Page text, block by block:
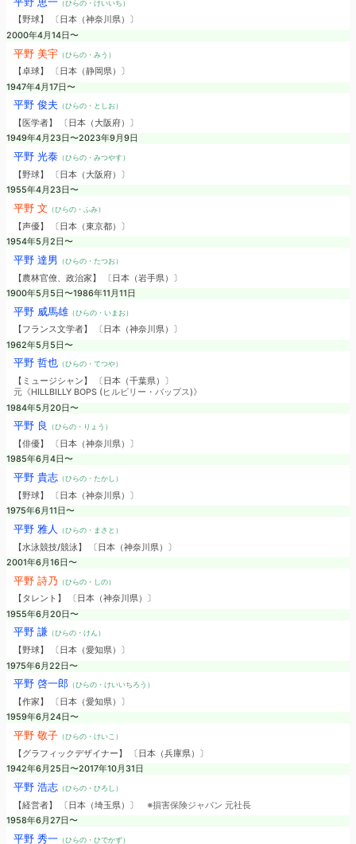
（ひらの・けいいち）
【野球】 〔日本（神奈川県）〕
2000年4月14日〜
平野 美宇（ひらの・みう）
【卓球】 〔日本（静岡県）〕
1947年4月17日〜
平野 俊夫 （ひらの・としお）
【医学者】 〔日本（大阪府）〕
1949年4月23日〜2023年9月9日
平野 光泰（ひらの・みつやす）
【野球】 〔日本（大阪府）〕
1955年4月23日〜
平野 文 （ひらの・ふみ）
【声優】 〔日本（東京都）〕
1954年5月2日〜
平野 達男 （ひらの・たつお）
【農林官僚、政治家】 〔日本（岩手県）〕
1900年5月5日〜1986年11月11日
平野 威馬雄（ひらの・いまお）
【フランス文学者】 〔日本（神奈川県）〕
1962年5月5日〜
平野 哲也（ひらの・てつや）
【ミュージシャン】 〔日本（千葉県）〕
元《HILLBILLY BOPS (ヒルビリー・バップス)》
1984年5月20日〜
平野 良 （ひらの・りょう）
【俳優】 〔日本（神奈川県）〕
1985年6月4日〜
平野 貴志（ひらの・たかし）
【野球】 〔日本（神奈川県）〕
1975年6月11日〜
平野 雅人 （ひらの・まさと）
【水泳競技/競泳】 〔日本（神奈川県）〕
2001年6月16日〜
平野 詩乃 （ひらの・しの）
【タレント】 〔日本（神奈川県）〕
1955年6月20日〜
平野 謙（ひらの・けん）
【野球】 〔日本（愛知県）〕
1975年6月22日〜
平野 啓一郎（ひらの・けいいちろう）
【作家】 〔日本（愛知県）〕
1959年6月24日〜
平野 敬子（ひらの・けいこ）
【グラフィックデザイナー】 〔日本（兵庫県）〕
1942年6月25日〜2017年10月31日
平野 浩志（ひらの・ひろし）
【経営者】 〔日本（埼玉県）〕 ※損害保険ジャパン 元社長
1958年6月27日〜
平野 秀一（ひらの・ひでかず）